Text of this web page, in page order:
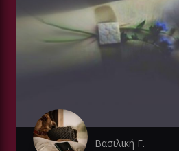
Βασιλική Γ.